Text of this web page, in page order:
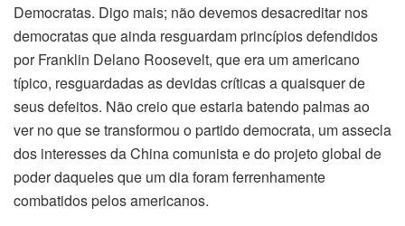
Democratas. Digo mais; não devemos desacreditar nos
democratas que ainda resguardam princípios defendidos
por Franklin Delano Roosevelt, que era um americano
típico, resguardadas as devidas críticas a quaisquer de
seus defeitos. Não creio que estaria batendo palmas ao
ver no que se transformou o partido democrata, um assecla
dos interesses da China comunista e do projeto global de
poder daqueles que um dia foram ferrenhamente
combatidos pelos americanos.